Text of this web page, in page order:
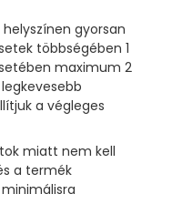
gyorsan
többségében 1
maximum 2
a végleges
miatt nem kell
a termék